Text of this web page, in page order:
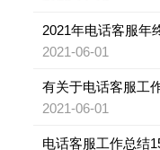
2021年电话客服年
2021-06-01
有关于电话客服工
2021-06-01
电话客服工作总结